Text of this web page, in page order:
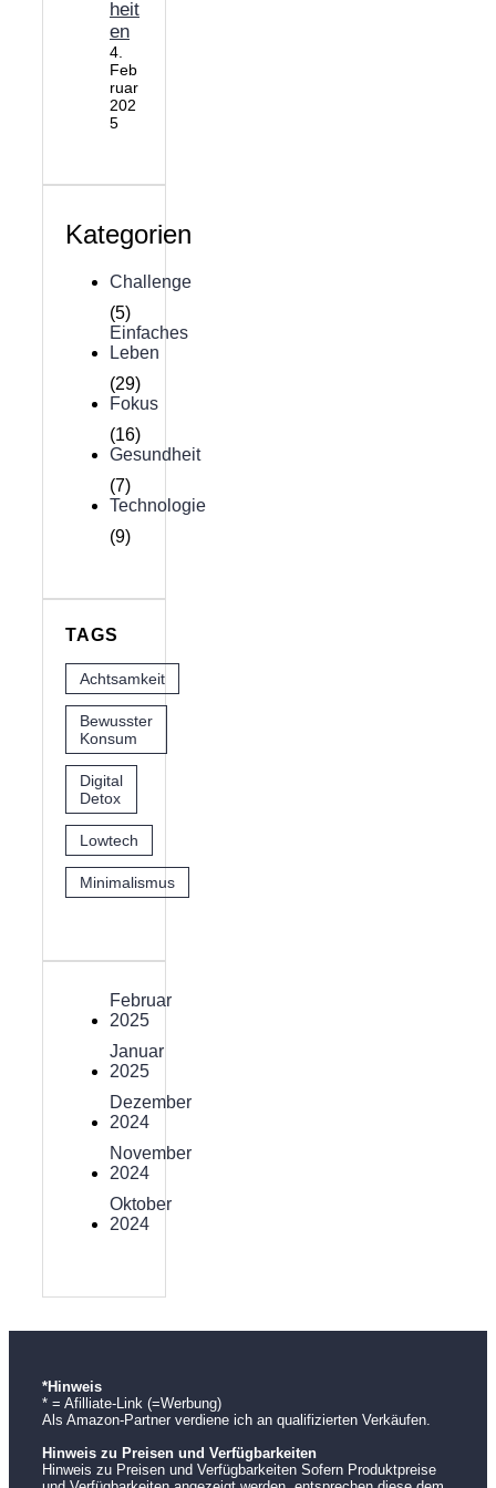
heit
en
4.
Feb
ruar
202
5
Kategorien
Challenge
(5)
Einfaches
Leben
(29)
Fokus
(16)
Gesundheit
(7)
Technologie
(9)
TAGS
Achtsamkeit
Bewusster
Konsum
Digital
Detox
Lowtech
Minimalismus
Februar
2025
Januar
2025
Dezember
2024
November
2024
Oktober
2024
*Hinweis
* = Afilliate-Link (=Werbung)
Als Amazon-Partner verdiene ich an qualifizierten Verkäufen.
Hinweis zu Preisen und Verfügbarkeiten
Hinweis zu Preisen und Verfügbarkeiten Sofern Produktpreise